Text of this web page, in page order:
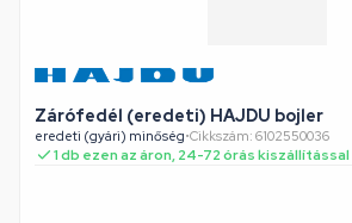
Zárófedél (eredeti) HAJDU bojler
eredeti (gyári) minőség•Cikkszám: 6102550036
1 db ezen az áron, 24-72 órás kiszállítással